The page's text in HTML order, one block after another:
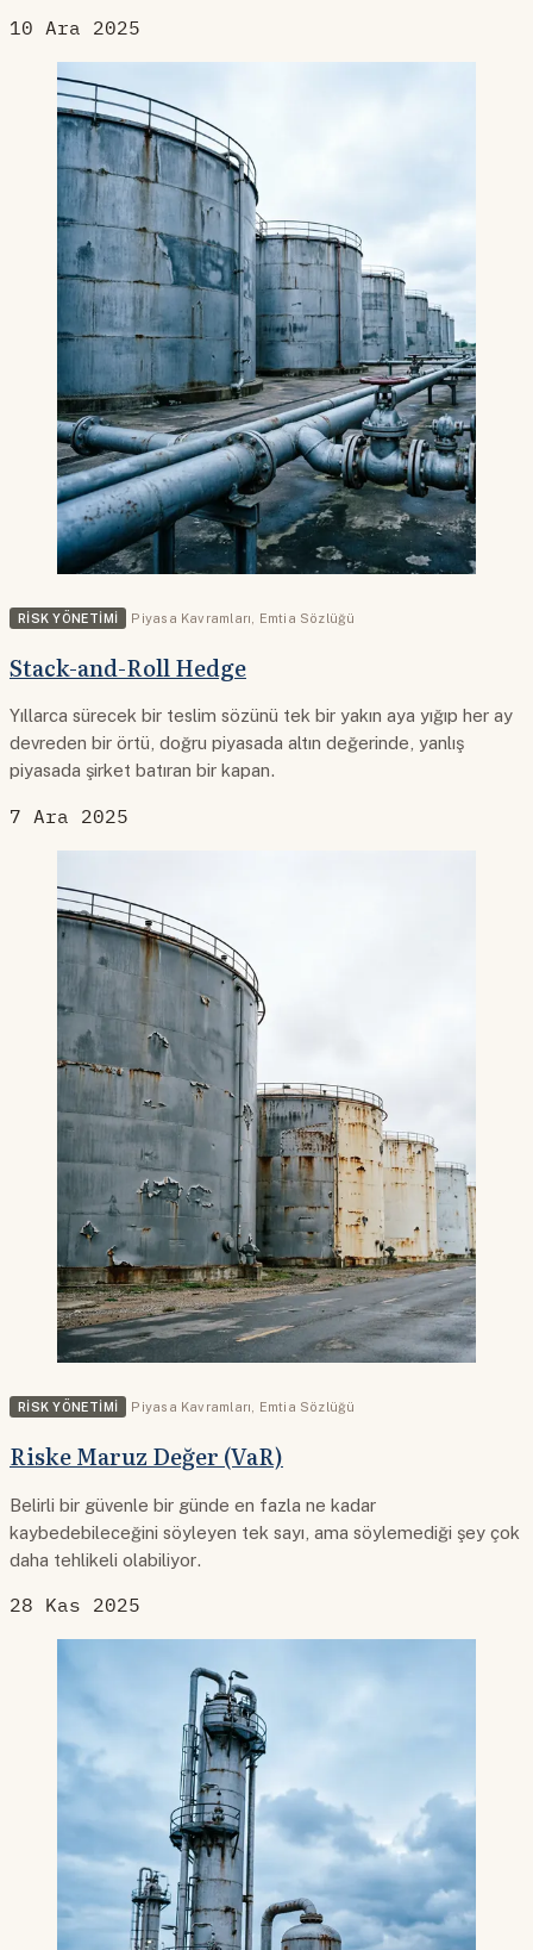
10 Ara 2025
RISK YÖNETIMI Piyasa Kavramları Emtia Sözlüğü
Stack-and-Roll Hedge
Yıllarca sürecek bir teslim sözünü tek bir yakın aya yığıp her ay
devreden bir örtü, doğru piyasada altın değerinde, yanlış
piyasada şirket batıran bir kapan.
7 Ara 2025
RISK YÖNETIMI Piyasa Kavramları Emtia Sözlüğü
Riske Maruz Değer (VaR)
Belirli bir güvenle bir günde en fazla ne kadar
kaybedebileceğini söyleyen tek sayı, ama söylemediği şey çok
daha tehlikeli olabiliyor.
28 Kas 2025